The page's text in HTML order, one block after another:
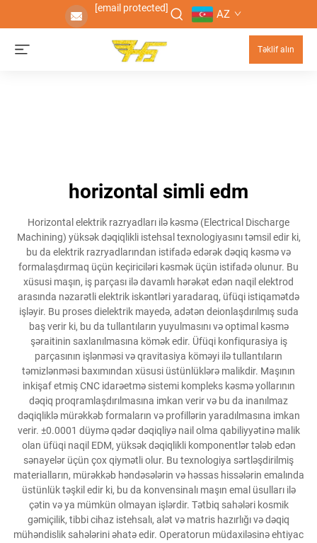
[email protected] AZ
Təklif alın
horizontal simli edm
Horizontal elektrik razryadları ilə kəsmə (Electrical Discharge
Machining) yüksək dəqiqlikli istehsal texnologiyasını təmsil edir ki,
bu da elektrik razryadlarından istifadə edərək dəqiq kəsmə və
formalaşdırmaq üçün keçiriciləri kəsmək üçün istifadə olunur. Bu
xüsusi maşın, iş parçası ilə davamlı hərəkət edən naqil elektrod
arasında nəzarətli elektrik iskəntləri yaradaraq, üfüqi istiqamətdə
işləyir. Bu proses dielektrik mayedə, adətən deionlaşdırılmış suda
baş verir ki, bu da tullantıların yuyulmasını və optimal kəsmə
şəraitinin saxlanılmasına kömək edir. Üfüqi konfiqurasiya iş
parçasının işlənməsi və qravitasiya köməyi ilə tullantıların
təmizlənməsi baxımından xüsusi üstünlüklərə malikdir. Maşının
inkişaf etmiş CNC idarəetmə sistemi kompleks kəsmə yollarının
dəqiq proqramlaşdırılmasına imkan verir və bu da inanılmaz
dəqiqliklə mürəkkəb formaların və profillərin yaradılmasına imkan
verir. ±0.0001 düymə qədər dəqiqliyə nail olma qabiliyyətinə malik
olan üfüqi naqil EDM, yüksək dəqiqlikli komponentlər tələb edən
sənayelər üçün çox qiymətli olur. Bu texnologiya sərtləşdirilmiş
materialların, mürəkkəb həndəsələrin və həssas hissələrin emalında
üstünlük təşkil edir ki, bu da konvensinalı maşın emal üsulları ilə
çətin və ya mümkün olmayan işlərdir. Tətbiq sahələri kosmik
gəmiçilik, tibbi cihaz istehsalı, alət və matris hazırlığı və dəqiq
mühəndislik sahələrini əhatə edir. Operatorun müdaxiləsinə ehtiyac